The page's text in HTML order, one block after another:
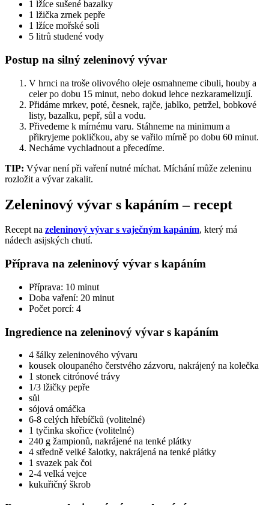
1 lžíce sušené bazalky
1 lžička zrnek pepře
1 lžíce mořské soli
5 litrů studené vody
Postup na silný zeleninový vývar
V hrnci na troše olivového oleje osmahneme cibuli, houby a
celer po dobu 15 minut, nebo dokud lehce nezkaramelizují.
Přidáme mrkev, poté, česnek, rajče, jablko, petržel, bobkové
listy, bazalku, pepř, sůl a vodu.
Přivedeme k mírnému varu. Stáhneme na minimum a
přikryjeme pokličkou, aby se vařilo mírně po dobu 60 minut.
Necháme vychladnout a přecedíme.
TIP: Vývar není při vaření nutné míchat. Míchání může zeleninu
rozložit a vývar zakalit.
Zeleninový vývar s kapáním – recept
Recept na zeleninový vývar s vaječným kapáním, který má
nádech asijských chutí.
Příprava na zeleninový vývar s kapáním
Příprava: 10 minut
Doba vaření: 20 minut
Počet porcí: 4
Ingredience na zeleninový vývar s kapáním
4 šálky zeleninového vývaru
kousek oloupaného čerstvého zázvoru, nakrájený na kolečka
1 stonek citrónové trávy
1/3 lžičky pepře
sůl
sójová omáčka
6-8 celých hřebíčků (volitelné)
1 tyčinka skořice (volitelné)
240 g žampionů, nakrájené na tenké plátky
4 středně velké šalotky, nakrájená na tenké plátky
1 svazek pak čoi
2-4 velká vejce
kukuřičný škrob